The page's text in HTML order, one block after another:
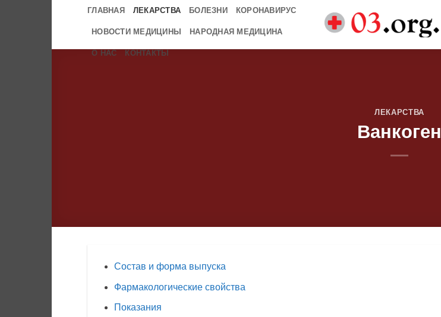
ГЛАВНАЯ ЛЕКАРСТВА БОЛЕЗНИ КОРОНАВИРУС
НОВОСТИ МЕДИЦИНЫ НАРОДНАЯ МЕДИЦИНА
О НАС КОНТАКТЫ
ЛЕКАРСТВА
Ванкоген
Состав и форма выпуска
Фармакологические свойства
Показания